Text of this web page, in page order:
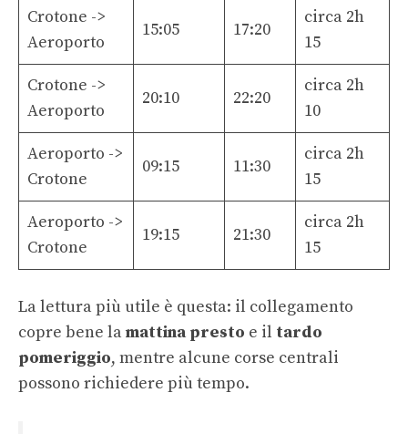
Crotone ->
Aeroporto
15:05 17:20
circa 2h
15
Crotone ->
Aeroporto
20:10 22:20
circa 2h
10
Aeroporto ->
Crotone
09:15 11:30
circa 2h
15
Aeroporto ->
Crotone
19:15 21:30
circa 2h
15
La lettura più utile è questa: il collegamento
copre bene lamattina presto e il tardo
pomeriggio, mentre alcune corse centrali
possono richiedere più tempo.